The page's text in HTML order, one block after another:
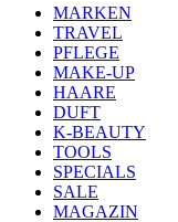
MARKEN
TRAVEL
PFLEGE
MAKE-UP
HAARE
DUFT
K-BEAUTY
TOOLS
SPECIALS
SALE
MAGAZIN